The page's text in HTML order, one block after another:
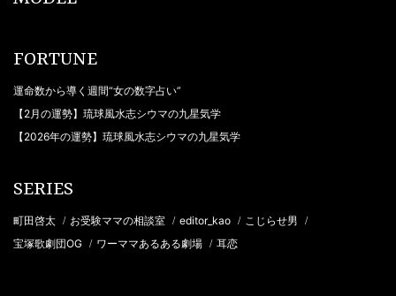
FORTUNE
運命数から導く週間“女の数字占い”
【2月の運勢】琉球風水志シウマの九星気学
【2026年の運勢】琉球風水志シウマの九星気学
SERIES
町田啓太 / お受験ママの相談室 / editor_kao / こじらせ男 /
宝塚歌劇団OG / ワーママあるある劇場 / 耳恋